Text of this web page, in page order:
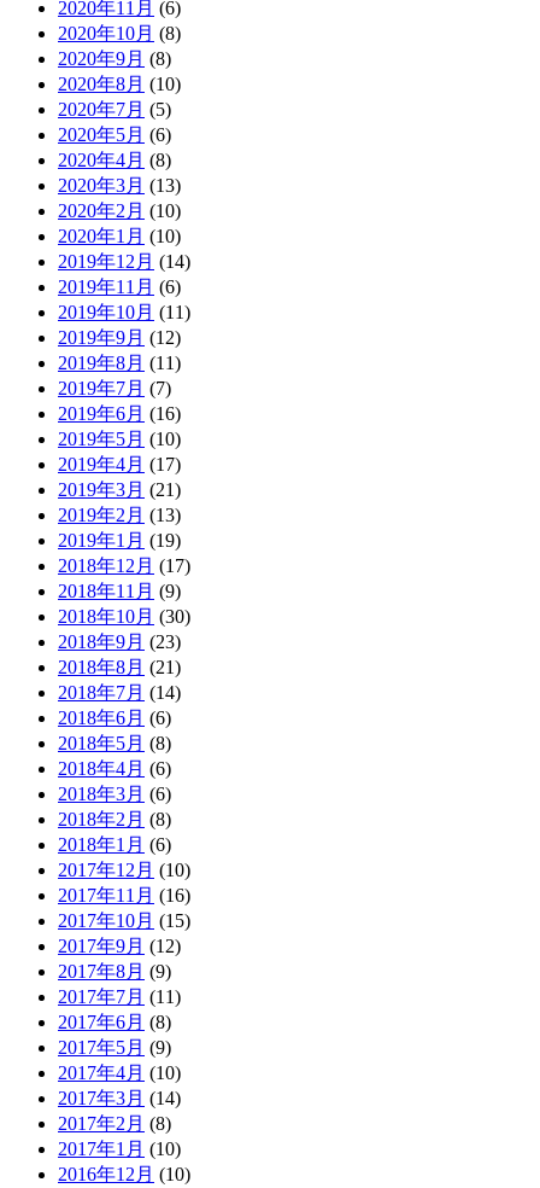
2020年11月 (6)
2020年10月 (8)
2020年9月 (8)
2020年8月 (10)
2020年7月 (5)
2020年5月 (6)
2020年4月 (8)
2020年3月 (13)
2020年2月 (10)
2020年1月 (10)
2019年12月 (14)
2019年11月 (6)
2019年10月 (11)
2019年9月 (12)
2019年8月 (11)
2019年7月 (7)
2019年6月 (16)
2019年5月 (10)
2019年4月 (17)
2019年3月 (21)
2019年2月 (13)
2019年1月 (19)
2018年12月 (17)
2018年11月 (9)
2018年10月 (30)
2018年9月 (23)
2018年8月 (21)
2018年7月 (14)
2018年6月 (6)
2018年5月 (8)
2018年4月 (6)
2018年3月 (6)
2018年2月 (8)
2018年1月 (6)
2017年12月 (10)
2017年11月 (16)
2017年10月 (15)
2017年9月 (12)
2017年8月 (9)
2017年7月 (11)
2017年6月 (8)
2017年5月 (9)
2017年4月 (10)
2017年3月 (14)
2017年2月 (8)
2017年1月 (10)
2016年12月 (10)